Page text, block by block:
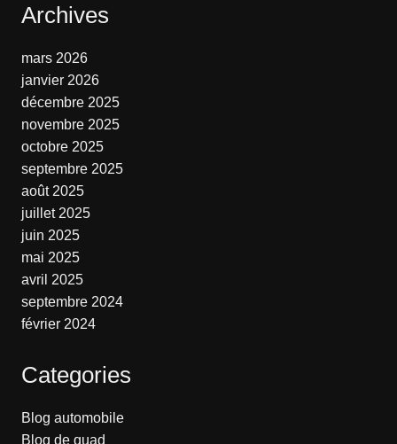
Archives
mars 2026
janvier 2026
décembre 2025
novembre 2025
octobre 2025
septembre 2025
août 2025
juillet 2025
juin 2025
mai 2025
avril 2025
septembre 2024
février 2024
Categories
Blog automobile
Blog de quad